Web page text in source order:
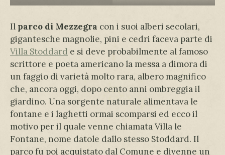
Il parco di Mezzegra con i suoi alberi secolari,
gigantesche magnolie, pini e cedri faceva parte di
Villa Stoddard e si deve probabilmente al famoso
scrittore e poeta americano la messa a dimora di
un faggio di varietà molto rara, albero magnifico
che, ancora oggi, dopo cento anni ombreggia il
giardino. Una sorgente naturale alimentava le
fontane e i laghetti ormai scomparsi ed ecco il
motivo per il quale venne chiamata Villa le
Fontane, nome datole dallo stesso Stoddard. Il
parco fu poi acquistato dal Comune e divenne un